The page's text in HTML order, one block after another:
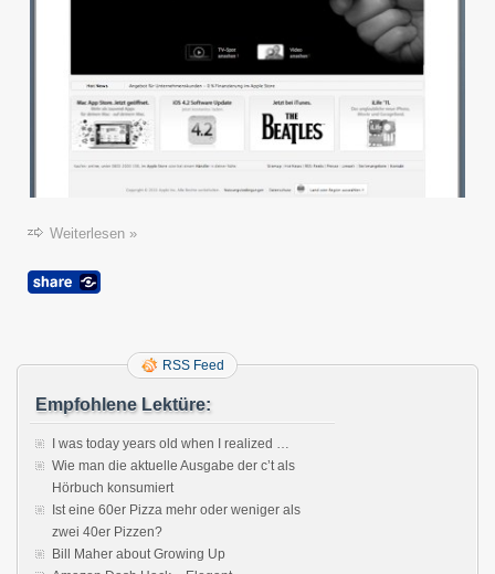
Weiterlesen »
RSS Feed
Empfohlene Lektüre:
I was today years old when I realized …
Wie man die aktuelle Ausgabe der c’t als
Hörbuch konsumiert
Ist eine 60er Pizza mehr oder weniger als
zwei 40er Pizzen?
Bill Maher about Growing Up